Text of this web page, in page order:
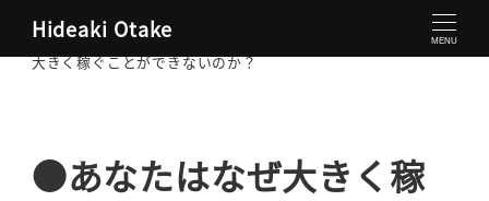
Hideaki Otake MENU
大竹秀明 公式サイト
●あなたはなぜ
大きく稼ぐことができないのか？
●あなたはなぜ大きく稼